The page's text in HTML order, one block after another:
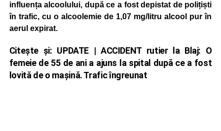
influența alcoolului, după ce a fost depistat de polițiști
în trafic, cu o alcoolemie de 1,07 mg/litru alcool pur în
aerul expirat.
Citește și: UPDATE | ACCIDENT rutier la Blaj: O
femeie de 55 de ani a ajuns la spital după ce a fost
lovită de o mașină. Trafic îngreunat